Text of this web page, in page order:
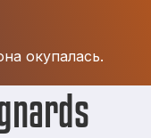
окупалась.